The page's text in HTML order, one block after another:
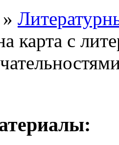
»
карта с